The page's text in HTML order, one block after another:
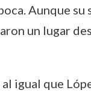
Aunque
un lugar
igual que